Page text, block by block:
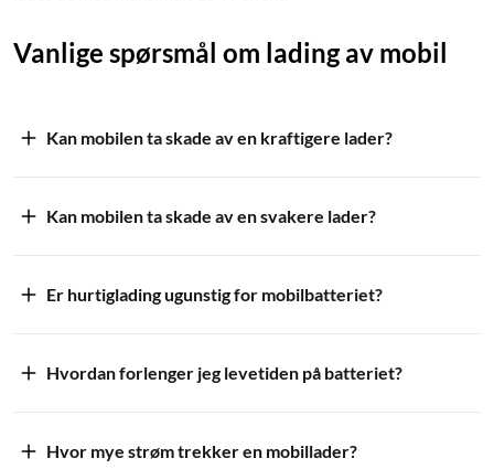
Vanlige spørsmål om lading av mobil
Kan mobilen ta skade av en kraftigere lader?
Kan mobilen ta skade av en svakere lader?
Er hurtiglading ugunstig for mobilbatteriet?
Hvordan forlenger jeg levetiden på batteriet?
Hvor mye strøm trekker en mobillader?